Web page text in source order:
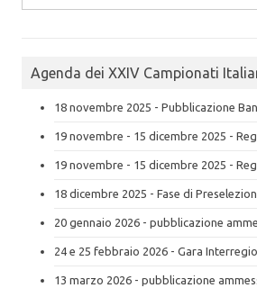
for:
Agenda dei XXIV Campionati
18 novembre 2025 - Pubblicazione
19 novembre - 15 dicembre 2025 -
19 novembre - 15 dicembre 2025 -
18 dicembre 2025 - Fase di
20 gennaio 2026 - pubblicazione
24 e 25 febbraio 2026 - Gara
13 marzo 2026 - pubblicazione